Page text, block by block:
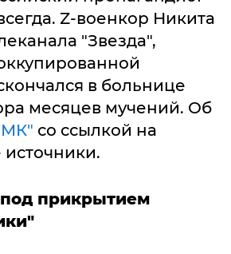
Z-военкор Никита
"Звезда",
в больнице
месяцев мучений. Об
со ссылкой на
прикрытием